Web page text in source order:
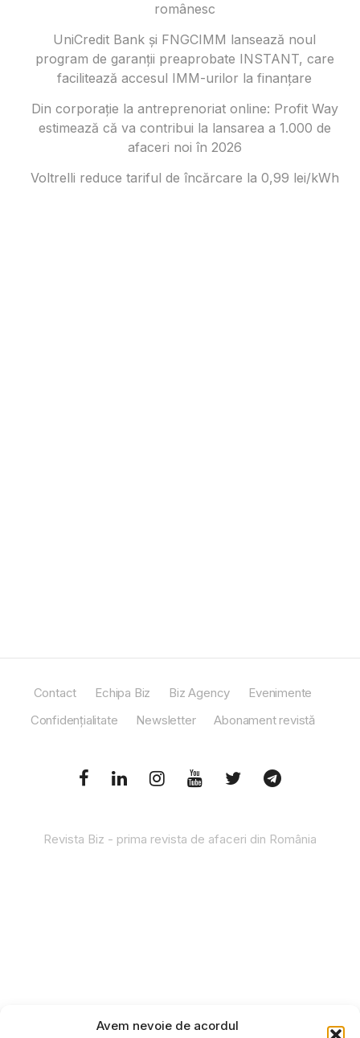
Avem nevoie de acordul
românesc
UniCredit Bank și FNGCIMM lansează noul
program de garanții preaprobate INSTANT, care
facilitează accesul IMM-urilor la finanțare
Din corporație la antreprenoriat online: Profit Way
estimează că va contribui la lansarea a 1.000 de
afaceri noi în 2026
Voltrelli reduce tariful de încărcare la 0,99 lei/kWh
Contact Echipa Biz Biz Agency
Evenimente
Confidențialitate
Newsletter Abonament revistă
Revista Biz - prima revista de afaceri din România